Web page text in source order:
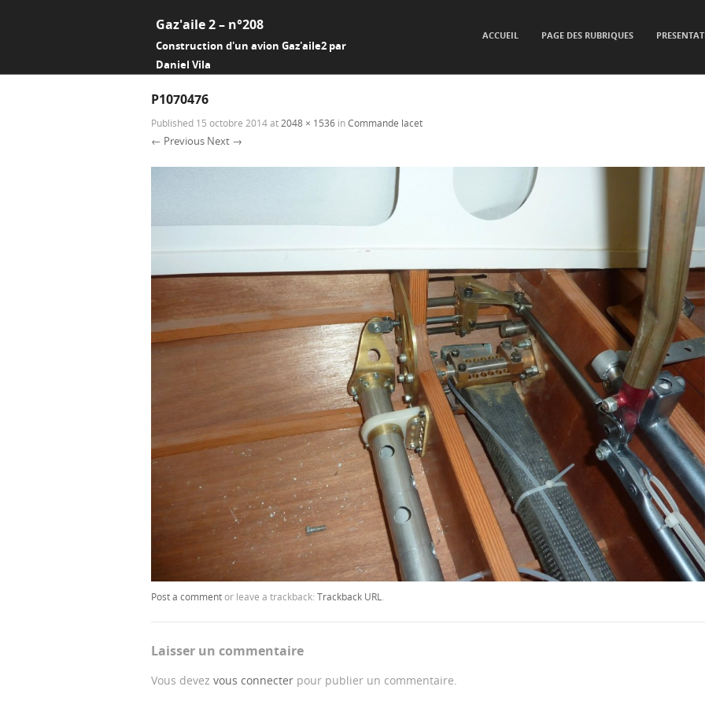
Gaz'aile 2 – n°208
Construction d'un avion Gaz'aile2 par
Daniel Vila
ACCUEIL PAGE DES RUBRIQUES
P1070476
Published 15 octobre 2014at 2048 × 1536 inCommande lacet
← Previous Next →
Post a commentor leave a trackback: Trackback URL.
Laisser un commentaire
Vous devez vous connecter pour publier un commentaire.